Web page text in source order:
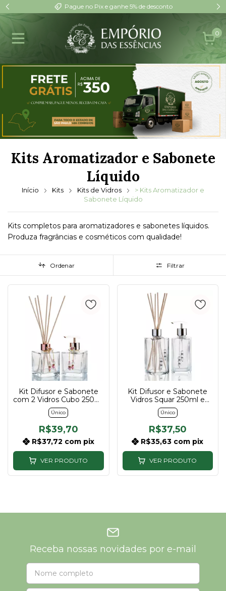
Pague no Pix e ganhe 5% de desconto
0
Kits Aromatizador e Sabonete
Líquido
Início Kits Kits de Vidros
> Kits Aromatizador e
Sabonete Líquido
Kits completos para aromatizadores e sabonetes líquidos.
Produza fragrâncias e cosméticos com qualidade!
Ordenar Filtrar
Kit Difusor e Sabonete
com 2 Vidros Cubo 250ml
R28 e Acessórios
Único
R$39,70
R$37,72 com pix
VER PRODUTO
Kit Difusor e Sabonete
Vidros Squar 250ml e
Acessórios
Único
R$37,50
R$35,63 com pix
VER PRODUTO
Receba nossas novidades por e-mail